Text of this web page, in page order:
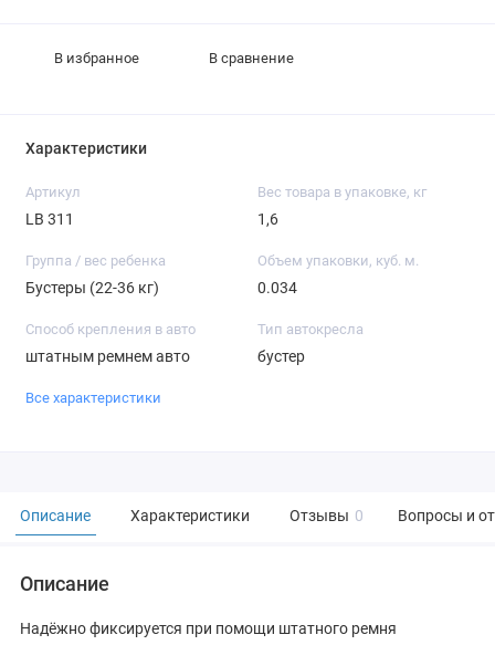
В избранное В сравнение
Характеристики
Артикул
LB 311
Вес товара в упаковке, кг
1,6
Группа / вес ребенка
Бустеры (22-36 кг)
Объем упаковки, куб. м.
0.034
Способ крепления в авто
штатным ремнем авто
Тип автокресла
бустер
Все характеристики
Описание Характеристики Отзывы 0 Вопросы и
Описание
Надёжно фиксируется при помощи штатного ремня